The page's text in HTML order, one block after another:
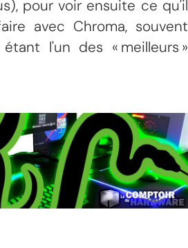
pour voir ensuite ce qu'il
avec Chroma, souvent
l'un des « meilleurs »